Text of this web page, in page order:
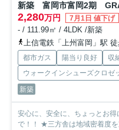
新築 富岡市富岡2期
2,280万円 7月1日 値下げ
- / 111.99㎡ / 4LDK /新築
上信電鉄「上州富岡」駅
都市ガス 陽当り良好 収
ウォークインシューズクロゼ
新築
安心に、安全に、ちょっとお
で！！ ★三方舎は地域密